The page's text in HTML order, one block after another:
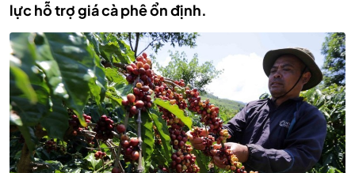
lực hỗ trợ giá cà phê ổn định.